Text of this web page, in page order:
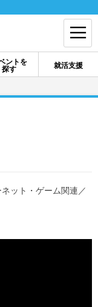
ントを
探す
就活支援
グイン
ット・ゲーム関連 ／